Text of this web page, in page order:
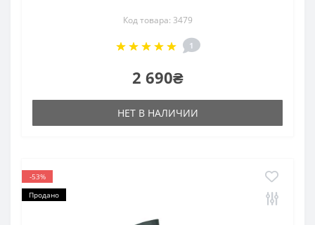
Код товара: 3479
1
2 690₴
НЕТ В НАЛИЧИИ
-53%
Продано